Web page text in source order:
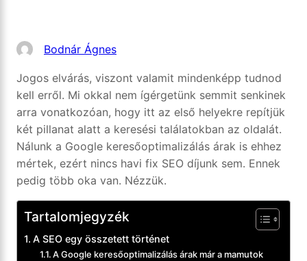
Bodnár Ágnes
Jogos elvárás, viszont valamit mindenképp tudnod
kell erről. Mi okkal nem ígérgetünk semmit senkinek
arra vonatkozóan, hogy itt az első helyekre repítjük
két pillanat alatt a keresési találatokban az oldalát.
Nálunk a Google keresőoptimalizálás árak is ehhez
mértek, ezért nincs havi fix SEO díjunk sem. Ennek
pedig több oka van. Nézzük.
Tartalomjegyzék
A SEO egy összetett történet
A Google keresőoptimalizálás árak már a mamutok